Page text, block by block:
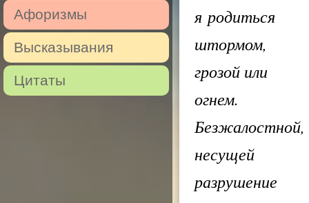
Афоризмы
Высказывания
Цитаты
я родиться
штормом,
грозой или
огнем.
Безжалостной,
несущей
разрушение